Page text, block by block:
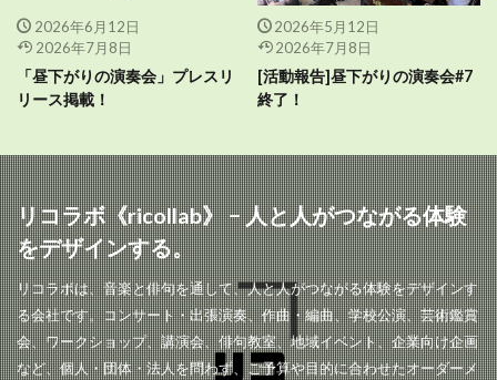
2026年6月12日
2026年7月8日
「昼下がりの演奏会」プレスリ
リース掲載！
2026年5月12日
2026年7月8日
[活動報告]昼下がりの演奏会#7
終了！
リコラボ《ricollab》 − 人と人がつながる体験
をデザインする。
リコラボは、音楽と俳句を通して、人と人がつながる体験をデザインす
る会社です。コンサート・出張演奏、作曲・編曲、学校公演、芸術鑑賞
会、ワークショップ、講演会、俳句教室、地域イベント、企業向け企画
など、個人・団体・法人を問わず、ご予算や目的に合わせたオーダーメ